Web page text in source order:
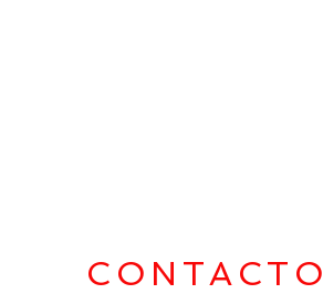
CONTACTO